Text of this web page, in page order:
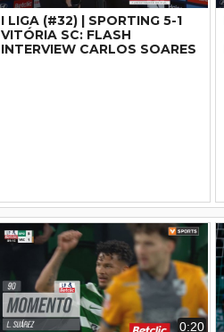
I LIGA (#32) | SPORTING 5-1
VITÓRIA SC: FLASH
INTERVIEW CARLOS SOARES
0:20